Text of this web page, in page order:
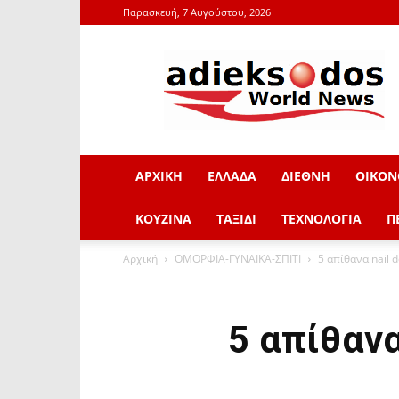
Παρασκευή, 7 Αυγούστου, 2026
adieksodos.gr
ΑΡΧΙΚΗ ΕΛΛΑΔΑ ΔΙΕΘΝΗ
ΚΟΥΖΙΝΑ ΤΑΞΙΔΙ ΤΕΧΝΟΛΟΓΙΑ
Αρχική ΟΜΟΡΦΙΑ-ΓΥΝΑΙΚΑ-ΣΠΙΤΙ 5 απίθανα nail
5